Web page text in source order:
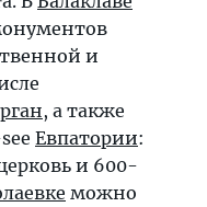
и
, а также
Евпатории:
и 600-
можно